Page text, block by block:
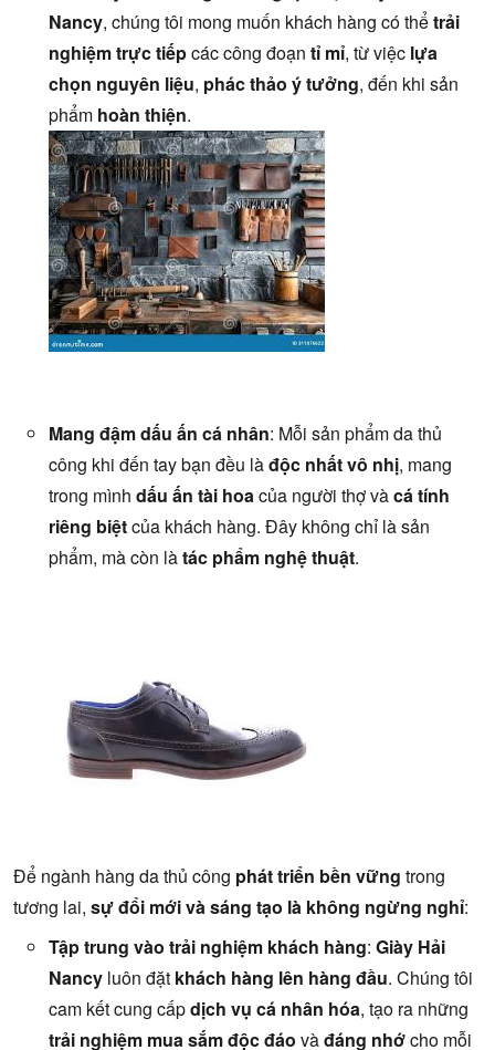
Nancy, chúng tôi mong muốn khách hàng có thểtrải
nghiệm trực tiếpcác công đoạn tỉ mỉ, từ việc lựa
chọn nguyên liệu, phác thảo ý tưởng, đến khi sản
phẩm hoàn thiện.
Mang đậm dấu ấn cá nhân: Mỗi sản phẩm da thủ
công khi đến tay bạn đều làđộc nhất vô nhị, mang
trong mình dấu ấn tài hoacủa người thợ vàcá tính
riêng biệtcủa khách hàng. Đây không chỉ là sản
phẩm, mà còn làtác phẩm nghệ thuật.
Để ngành hàng da thủ công phát triển bền vững trong
tương lai, sự đổi mới và sáng tạo là không ngừng nghỉ:
Tập trung vào trải nghiệm khách hàng: Giày Hải
Nancy luôn đặt khách hàng lên hàng đầu. Chúng tôi
cam kết cung cấpdịch vụ cá nhân hóa, tạo ra những
trải nghiệm mua sắm độc đáo vàđáng nhớcho mỗi